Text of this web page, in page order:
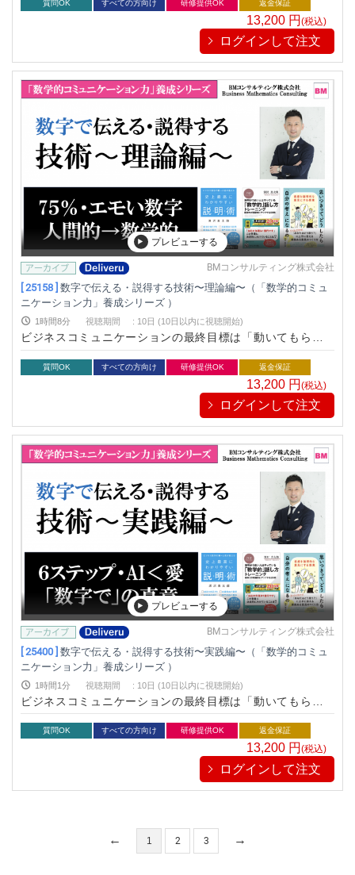
ほぼ同じ行為でもあります。「数学的コミュニケーション力」
を提唱するビジネス数学教育家が開発した唯一無二の研修プロ
グラム。社内外のコミュニケーション改善を目的に、多くの有
名企業が研修に導入しております。 この「数学的コミュニケー
ション力」養成シリーズはvol.1からvol.5まであり、連続して学
んでいただくことでより体型立てた学びとなり、“つながる瞬
間”がたくさん生まれます。ぜひ他のプログラムも学んでいた
だくことを推奨いたします。（もちろん単発講座でもたくさん
の学びがご提供できます）
質問OK すべての方向け 研修提供OK 返金保証
13,200 円(税込)
ログインして注文
プレビューする
BMコンサルティング株式会社
[ 25158 ] 数字で伝える・説得する技術〜理論編〜（「数学的コミュ
ニケーション力」養成シリーズ ）
1時間8分 視聴期間 : 10日 (10日以内に視聴開始)
ビジネスコミュニケーションの最終目標は「動いてもらうこ
と」です。上司が部下に指示をする。管理職が経営層に説得を
試みる。営業が商談でクライアントにプレゼンテーションす
る。すべて目的は「動いてもらう」です。しかし正しい数字を
羅列して話せばうまくいくわけではありません。「数学的コミ
ュニケーション力」を提唱するビジネス数学教育家が開発した
唯一無二の研修プログラム。社内外のコミュニケーション改善
を目的に、多くの有名企業が研修に導入しております。 この
「数学的コミュニケーション力」養成シリーズはvol.1からvol.5
まであり、連続して学んでいただくことでより体型立てた学び
となり、“つながる瞬間”がたくさん生まれます。ぜひ他のプロ
グラムも学んでいただくことを推奨いたします。（もちろん単
発講座でもたくさんの学びがご提供できます）
質問OK すべての方向け 研修提供OK 返金保証
13,200 円(税込)
ログインして注文
プレビューする
BMコンサルティング株式会社
[ 25400 ] 数字で伝える・説得する技術〜実践編〜（「数学的コミュ
ニケーション力」養成シリーズ ）
1時間1分 視聴期間 : 10日 (10日以内に視聴開始)
ビジネスコミュニケーションの最終目標は「動いてもらうこ
と」です。上司が部下に指示をする。管理職が経営層に説得を
試みる。営業が商談でクライアントにプレゼンテーションす
る。すべて目的は「動いてもらう」です。しかし正しい数字を
羅列して話せばうまくいくわけではありません。「数学的コミ
ュニケーション力」を提唱するビジネス数学教育家が開発した
唯一無二の研修プログラム。社内外のコミュニケーション改善
まであり、連続して学んでいただくことでより体型立てた学び
となり、“つながる瞬間”がたくさん生まれます。ぜひ他のプロ
質問OK すべての方向け 研修提供OK 返金保証
13,200 円 (税込)
ログインして注文
1 2 3